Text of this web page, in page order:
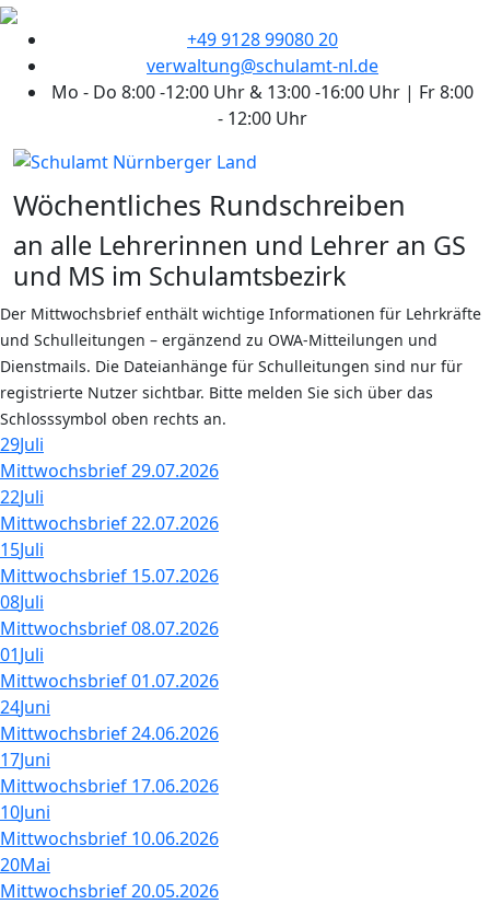
+49 9128 99080 20
verwaltung@schulamt-nl.de
Mo - Do 8:00 -12:00 Uhr & 13:00 -16:00 Uhr | Fr 8:00
- 12:00 Uhr
Wöchentliches Rundschreiben
an alle Lehrerinnen und Lehrer an GS
und MS im Schulamtsbezirk
Der Mittwochsbrief enthält wichtige Informationen für Lehrkräfte
und Schulleitungen – ergänzend zu OWA-Mitteilungen und
Dienstmails. Die Dateianhänge für Schulleitungen sind nur für
registrierte Nutzer sichtbar. Bitte melden Sie sich über das
Schlosssymbol oben rechts an.
29Juli
Mittwochsbrief 29.07.2026
22Juli
Mittwochsbrief 22.07.2026
15Juli
Mittwochsbrief 15.07.2026
08Juli
Mittwochsbrief 08.07.2026
01Juli
Mittwochsbrief 01.07.2026
24Juni
Mittwochsbrief 24.06.2026
17Juni
Mittwochsbrief 17.06.2026
10Juni
Mittwochsbrief 10.06.2026
20Mai
Mittwochsbrief 20.05.2026